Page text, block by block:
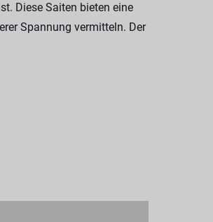
Diese Saiten bieten eine
Spannung vermitteln. Der